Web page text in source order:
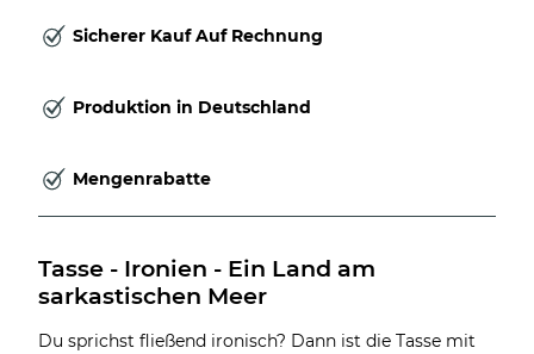
Sicherer Kauf Auf Rechnung
Produktion in Deutschland
Mengenrabatte
Tasse - Ironien - Ein Land am
sarkastischen Meer
Du sprichst fließend ironisch? Dann ist die Tasse mit